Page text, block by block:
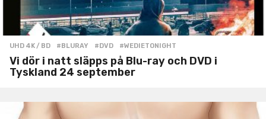
UHD 4K / BD #BLURAY ,#DVD ,#WEDIETONIGHT
Vi dör i natt släpps på Blu-ray och DVD i
Tyskland 24 september